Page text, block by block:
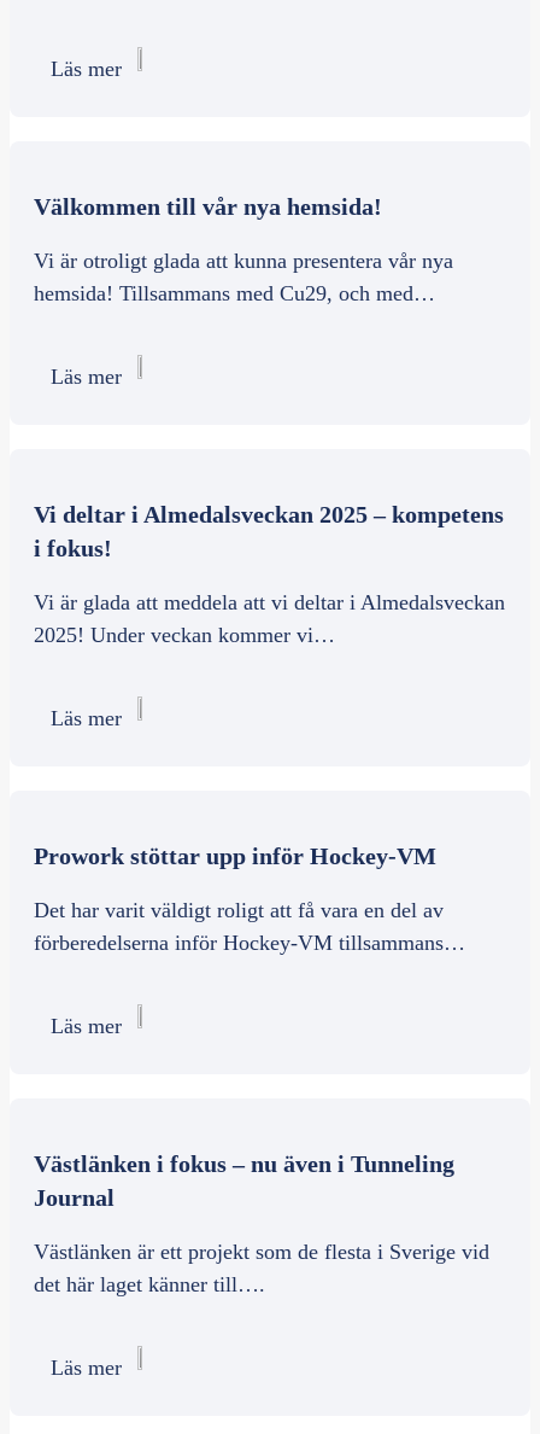
Läs mer
Välkommen till vår nya hemsida!
Vi är otroligt glada att kunna presentera vår nya
hemsida! Tillsammans med Cu29, och med…
Läs mer
Vi deltar i Almedalsveckan 2025 – kompetens
i fokus!
Vi är glada att meddela att vi deltar i Almedalsveckan
2025! Under veckan kommer vi…
Läs mer
Prowork stöttar upp inför Hockey-VM
Det har varit väldigt roligt att få vara en del av
förberedelserna inför Hockey-VM tillsammans…
Läs mer
Västlänken i fokus – nu även i Tunneling
Journal
Västlänken är ett projekt som de flesta i Sverige vid
det här laget känner till….
Läs mer